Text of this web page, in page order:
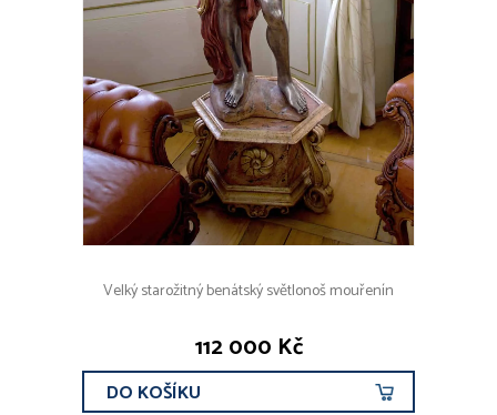
Velký starožitný benátský světlonoš mouřenín
112 000 Kč
DO KOŠÍKU